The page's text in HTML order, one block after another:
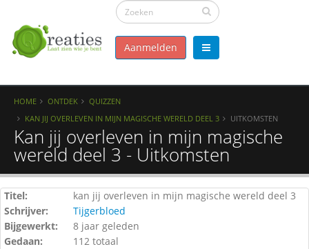
Aanmelden
HOME ONTDEK
QUIZZEN
KAN JIJ OVERLEVEN IN MIJN MAGISCHE WERELD DEEL 3
UITKOMSTEN
Kan jij overleven in mijn magische
wereld deel 3 - Uitkomsten
Titel:
kan jij overleven in mijn magische wereld deel 3
Schrijver:
Tijgerbloed
Bijgewerkt:
8 jaar geleden
Gedaan:
112 totaal